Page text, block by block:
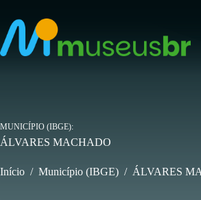
para
conteúdo
MUNICÍPIO (IBGE)
ÁLVARES MACHADO
Início / Município (IBGE) / ÁLVARES